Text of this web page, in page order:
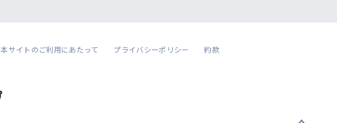
本サイトのご利用にあたって プライバシーポリシー 約款